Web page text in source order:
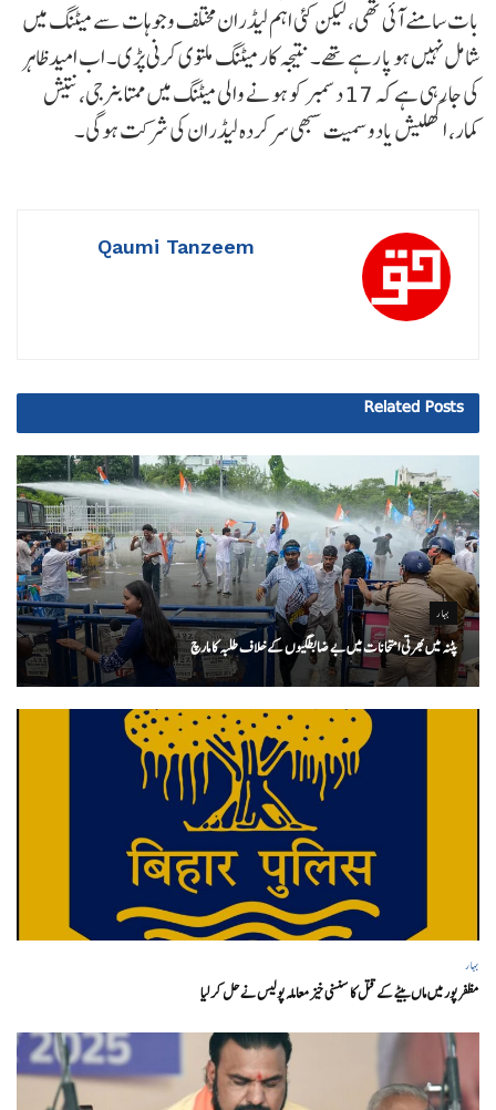
بات سامنے آئی تھی، لیکن کئی اہم لیڈران مختلف وجوہات سے میٹنگ میں
شامل نہیں ہو پا رہے تھے۔ نتیجہ کار میٹنگ ملتوی کرنی پڑی۔ اب امید ظاہر
کی جا رہی ہے کہ 17 دسمبر کو ہونے والی میٹنگ میں ممتا بنرجی، نتیش
کمار، اکھلیش یادو سمیت سبھی سرکردہ لیڈران کی شرکت ہوگی۔
Qaumi Tanzeem
Related Posts
بہار
پٹنہ میں بھرتی امتحانات میں بے ضابطگیوں کے خلاف طلبہ کا مارچ
بہار
مظفر پور میں ماں بیٹے کے قتل کا سنسنی خیز معاملہ پولیس نے حل کر لیا